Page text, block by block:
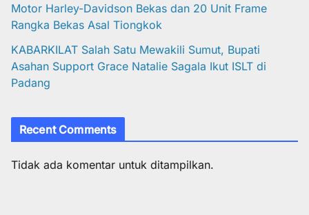
Motor Harley-Davidson Bekas dan 20 Unit Frame
Rangka Bekas Asal Tiongkok
KABARKILAT Salah Satu Mewakili Sumut, Bupati
Asahan Support Grace Natalie Sagala Ikut ISLT di
Padang
Recent Comments
Tidak ada komentar untuk ditampilkan.